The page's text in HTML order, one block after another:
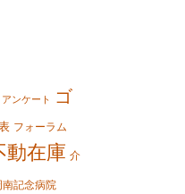
アンケート ゴ
フォーラム
動在庫 介
南記念病院